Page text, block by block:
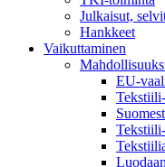
Julkaisut,
Hankkeet
Vaikuttaminen
EU-